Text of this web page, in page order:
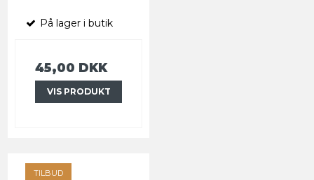
På lager i butik
45,00 DKK
VIS PRODUKT
TILBUD